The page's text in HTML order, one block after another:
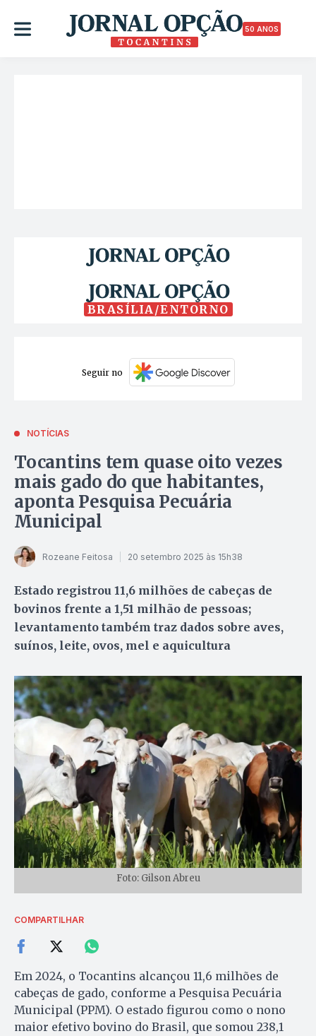
50 ANOS
BRASÍLIA/ENTORNO
Seguir no
NOTÍCIAS
Tocantins tem quase oito vezes
mais gado do que habitantes,
aponta Pesquisa Pecuária
Municipal
Rozeane Feitosa 20 setembro 2025 às 15h38
Estado registrou 11,6 milhões de cabeças de
bovinos frente a 1,51 milhão de pessoas;
levantamento também traz dados sobre aves,
suínos, leite, ovos, mel e aquicultura
Foto: Gilson Abreu
COMPARTILHAR
Em 2024, o Tocantins alcançou 11,6 milhões de
cabeças de gado, conforme a Pesquisa Pecuária
Municipal (PPM). O estado figurou como o nono
maior efetivo bovino do Brasil, que somou 238,1